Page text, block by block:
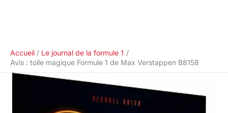
Accueil
Le journal de la formule 1
Avis : toile magique Formule 1 de Max Verstappen B8158